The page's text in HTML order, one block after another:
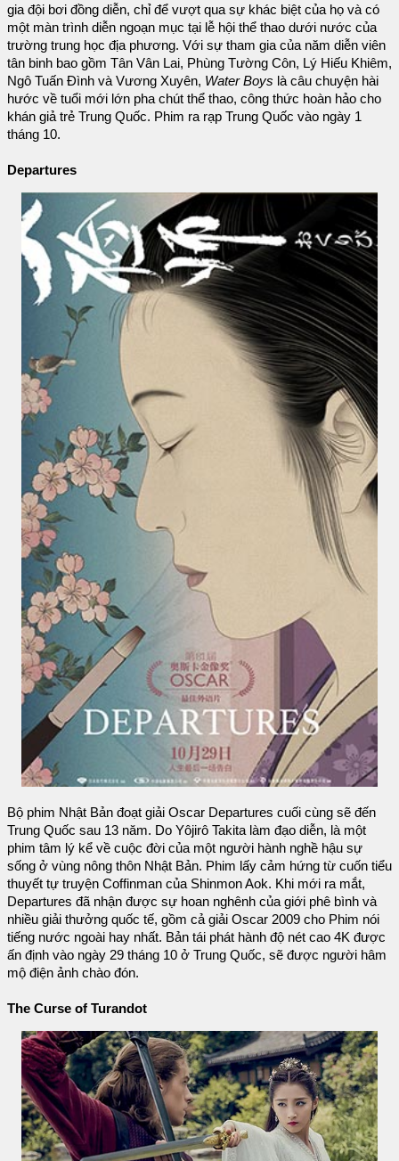
gia đội bơi đồng diễn, chỉ để vượt qua sự khác biệt của họ và có
một màn trình diễn ngoạn mục tại lễ hội thể thao dưới nước của
trường trung học địa phương. Với sự tham gia của năm diễn viên
tân binh bao gồm Tân Vân Lai, Phùng Tường Côn, Lý Hiếu Khiêm,
Ngô Tuấn Đình và Vương Xuyên, Water Boys là câu chuyện hài
hước về tuổi mới lớn pha chút thể thao, công thức hoàn hảo cho
khán giả trẻ Trung Quốc. Phim ra rạp Trung Quốc vào ngày 1
tháng 10.
Departures
Bộ phim Nhật Bản đoạt giải Oscar Departures cuối cùng sẽ đến
Trung Quốc sau 13 năm. Do Yôjirô Takita làm đạo diễn, là một
phim tâm lý kể về cuộc đời của một người hành nghề hậu sự
sống ở vùng nông thôn Nhật Bản. Phim lấy cảm hứng từ cuốn tiểu
thuyết tự truyện Coffinman của Shinmon Aok. Khi mới ra mắt,
Departures đã nhận được sự hoan nghênh của giới phê bình và
nhiều giải thưởng quốc tế, gồm cả giải Oscar 2009 cho Phim nói
tiếng nước ngoài hay nhất. Bản tái phát hành độ nét cao 4K được
ấn định vào ngày 29 tháng 10 ở Trung Quốc, sẽ được người hâm
mộ điện ảnh chào đón.
The Curse of Turandot